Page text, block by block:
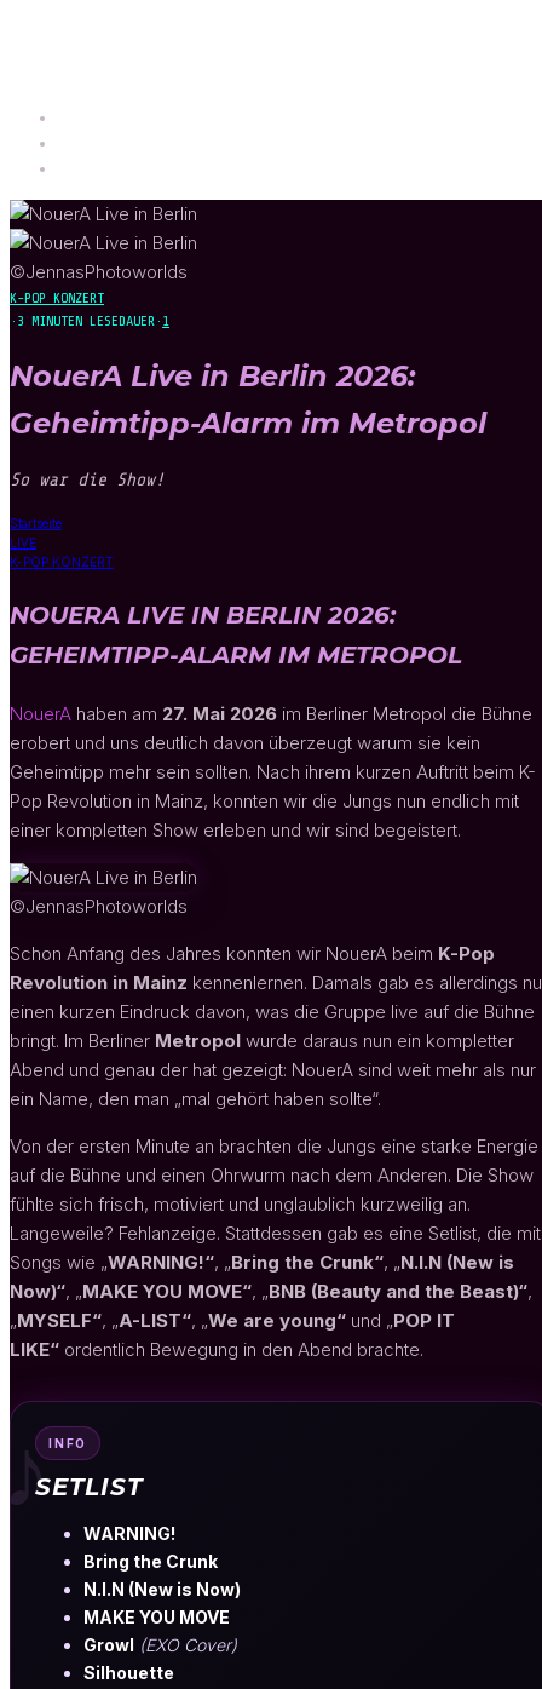
©JennasPhotoworlds
K-POP KONZERT
· 3 MINUTEN LESEDAUER · 1
NouerA Live in Berlin 2026:
Geheimtipp-Alarm im Metropol
So war die Show!
Startseite
LIVE
K-POP KONZERT
NOUERA LIVE IN BERLIN 2026:
GEHEIMTIPP-ALARM IM METROPOL
NouerA haben am 27. Mai 2026 im Berliner Metropol die Bühne
erobert und uns deutlich davon überzeugt warum sie kein
Geheimtipp mehr sein sollten. Nach ihrem kurzen Auftritt beim K-
Pop Revolution in Mainz, konnten wir die Jungs nun endlich mit
einer kompletten Show erleben und wir sind begeistert.
©JennasPhotoworlds
Schon Anfang des Jahres konnten wir NouerA beim K-Pop
Revolution in Mainz kennenlernen. Damals gab es allerdings
einen kurzen Eindruck davon, was die Gruppe live auf die Bühne
bringt. Im Berliner Metropol wurde daraus nun ein kompletter
Abend und genau der hat gezeigt: NouerA sind weit mehr als nur
ein Name, den man „mal gehört haben sollte“.
Von der ersten Minute an brachten die Jungs eine starke Energie
auf die Bühne und einen Ohrwurm nach dem Anderen. Die Show
fühlte sich frisch, motiviert und unglaublich kurzweilig an.
Langeweile? Fehlanzeige. Stattdessen gab es eine Setlist, die mit
Songs wie „WARNING!“, „Bring the Crunk“, „N.I.N (New is
Now)“, „MAKE YOU MOVE“, „BNB (Beauty and the Beast)“,
„MYSELF“, „A-LIST“, „We are young“ und „POP IT
LIKE“ ordentlich Bewegung in den Abend brachte.
♪INFO
SETLIST
WARNING!
Bring the Crunk
N.I.N (New is Now)
MAKE YOU MOVE
Growl (EXO Cover)
Silhouette